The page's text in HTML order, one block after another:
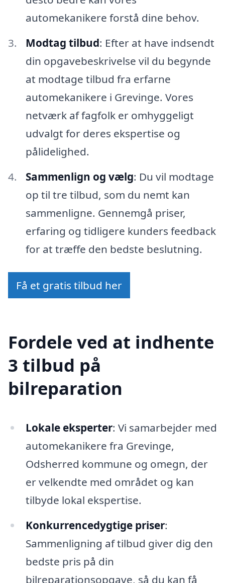
automekanikere forstå dine behov.
Modtag tilbud: Efter at have indsendt
din opgavebeskrivelse vil du begynde
at modtage tilbud fra erfarne
automekanikere i Grevinge. Vores
netværk af fagfolk er omhyggeligt
udvalgt for deres ekspertise og
pålidelighed.
Sammenlign og vælg: Du vil modtage
op til tre tilbud, som du nemt kan
sammenligne. Gennemgå priser,
erfaring og tidligere kunders feedback
for at træffe den bedste beslutning.
Få et gratis tilbud her
Fordele ved at indhente
3 tilbud på
bilreparation
Lokale eksperter: Vi samarbejder med
automekanikere fra Grevinge,
Odsherred kommune og omegn, der
er velkendte med området og kan
tilbyde lokal ekspertise.
Konkurrencedygtige priser:
Sammenligning af tilbud giver dig den
bedste pris på din
bilreparationsopgave, så du kan få